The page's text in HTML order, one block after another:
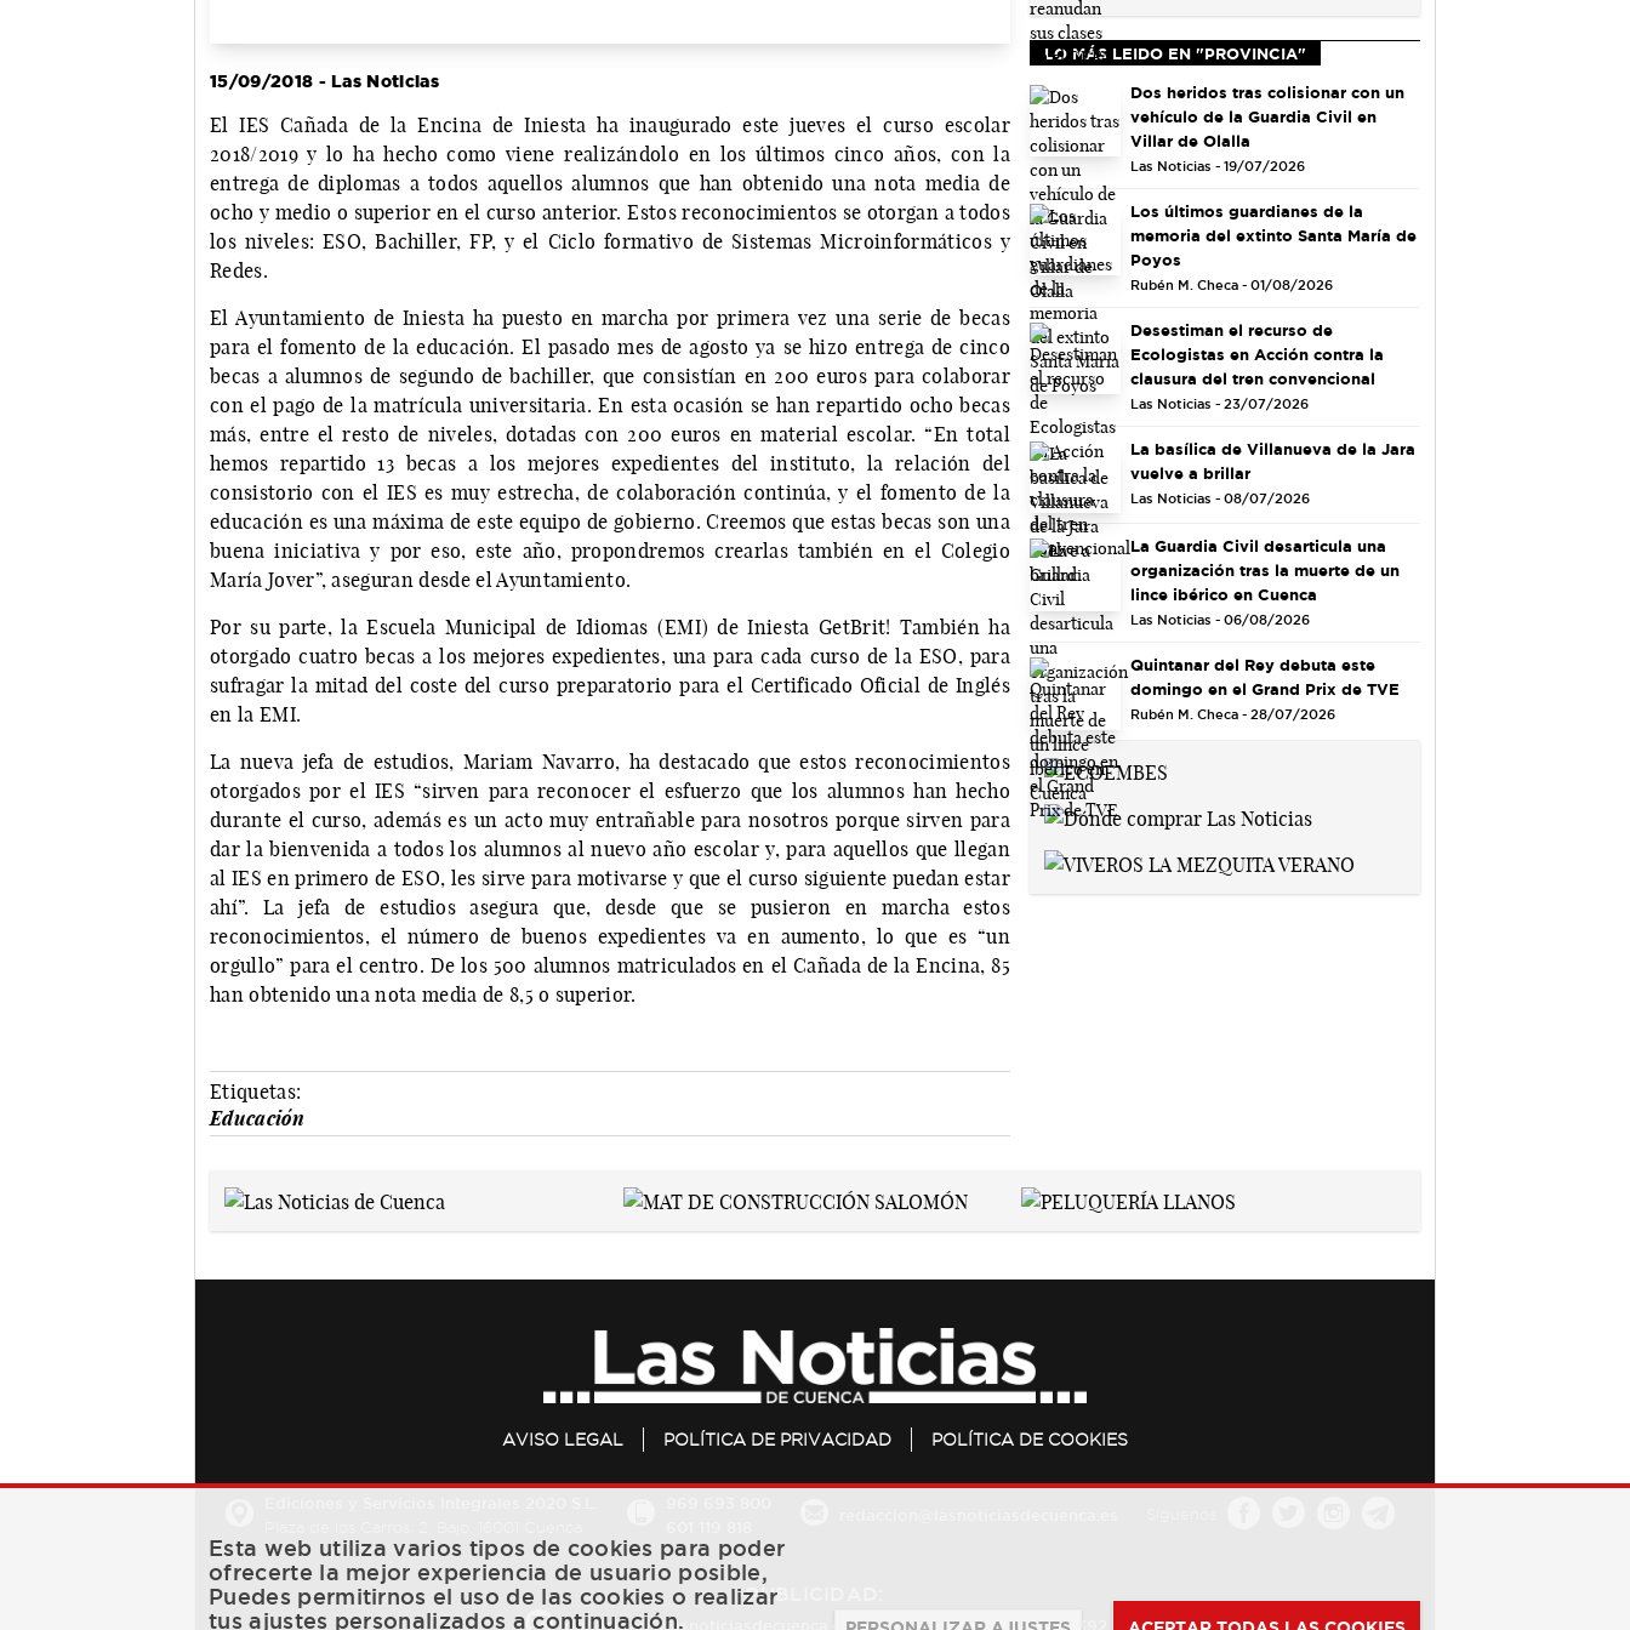
15/09/2018 - Las Noticias
El IES Cañada de la Encina de Iniesta ha inaugurado este jueves el curso escolar
2018/2019 y lo ha hecho como viene realizándolo en los últimos cinco años, con la
entrega de diplomas a todos aquellos alumnos que han obtenido una nota media de
ocho y medio o superior en el curso anterior. Estos reconocimientos se otorgan a todos
los niveles: ESO, Bachiller, FP, y el Ciclo formativo de Sistemas Microinformáticos y
Redes.
El Ayuntamiento de Iniesta ha puesto en marcha por primera vez una serie de becas
para el fomento de la educación. El pasado mes de agosto ya se hizo entrega de cinco
becas a alumnos de segundo de bachiller, que consistían en 200 euros para colaborar
con el pago de la matrícula universitaria. En esta ocasión se han repartido ocho becas
más, entre el resto de niveles, dotadas con 200 euros en material escolar. “En total
hemos repartido 13 becas a los mejores expedientes del instituto, la relación del
consistorio con el IES es muy estrecha, de colaboración continúa, y el fomento de la
educación es una máxima de este equipo de gobierno. Creemos que estas becas son una
buena iniciativa y por eso, este año, propondremos crearlas también en el Colegio
María Jover”, aseguran desde el Ayuntamiento.
Por su parte, la Escuela Municipal de Idiomas (EMI) de Iniesta GetBrit! También ha
otorgado cuatro becas a los mejores expedientes, una para cada curso de la ESO, para
sufragar la mitad del coste del curso preparatorio para el Certificado Oficial de Inglés
en la EMI.
La nueva jefa de estudios, Mariam Navarro, ha destacado que estos reconocimientos
otorgados por el IES “sirven para reconocer el esfuerzo que los alumnos han hecho
durante el curso, además es un acto muy entrañable para nosotros porque sirven para
dar la bienvenida a todos los alumnos al nuevo año escolar y, para aquellos que llegan
al IES en primero de ESO, les sirve para motivarse y que el curso siguiente puedan estar
ahí”. La jefa de estudios asegura que, desde que se pusieron en marcha estos
reconocimientos, el número de buenos expedientes va en aumento, lo que es “un
orgullo” para el centro. De los 500 alumnos matriculados en el Cañada de la Encina, 85
han obtenido una nota media de 8,5 o superior.
Etiquetas:
Educación
LO MÁS LEIDO EN "PROVINCIA"
Dos heridos tras colisionar con un
vehículo de la Guardia Civil en
Villar de Olalla
Las Noticias - 19/07/2026
Los últimos guardianes de la
memoria del extinto Santa María de
Poyos
Rubén M. Checa - 01/08/2026
Desestiman el recurso de
Ecologistas en Acción contra la
clausura del tren convencional
Las Noticias - 23/07/2026
La basílica de Villanueva de la Jara
vuelve a brillar
Las Noticias - 08/07/2026
La Guardia Civil desarticula una
organización tras la muerte de un
lince ibérico en Cuenca
Las Noticias - 06/08/2026
Quintanar del Rey debuta este
domingo en el Grand Prix de TVE
Rubén M. Checa - 28/07/2026
AVISO LEGAL POLÍTICA DE PRIVACIDAD POLÍTICA DE COOKIES
PUBLICIDAD:
publicidad@lasnoticiasdecuenca.es 684 126 573 / 670 726 392
Esta web utiliza varios tipos de cookies para poder
ofrecerte la mejor experiencia de usuario posible,
Puedes permitirnos el uso de las cookies o realizar
tus ajustes personalizados a continuación.